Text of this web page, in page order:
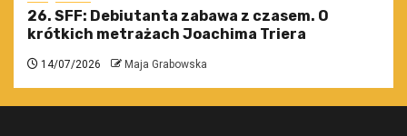
26. SFF: Debiutanta zabawa z czasem. O
krótkich metrażach Joachima Triera
14/07/2026 Maja Grabowska